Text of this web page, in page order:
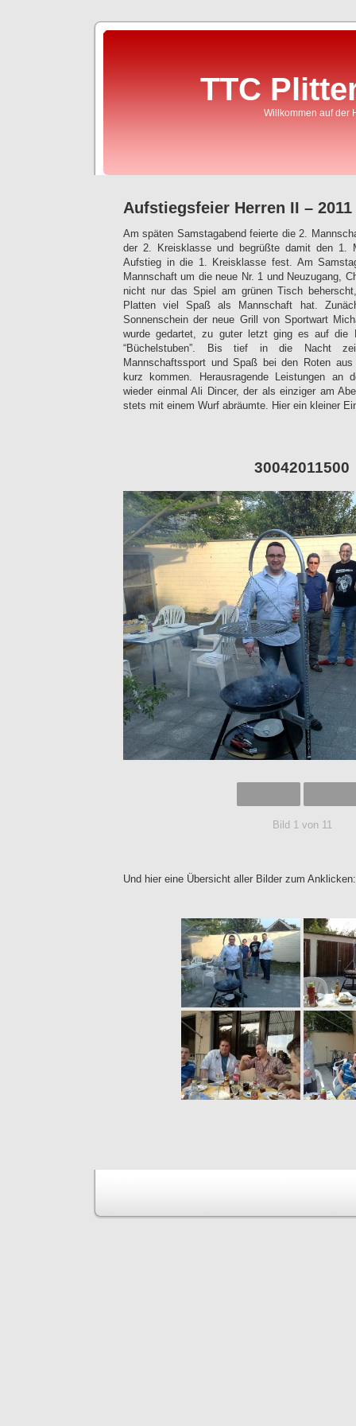
TTC
Willkommen auf der
Aufstiegsfeier Herren II – 2011
Am späten Samstagabend feierte die 2.
der 2. Kreisklasse und begrüßte damit den 1.
Aufstieg in die 1. Kreisklasse fest. Am
Mannschaft um die neue Nr. 1 und Neuzugang,
nicht nur das Spiel am grünen Tisch
Platten viel Spaß als Mannschaft hat.
Sonnenschein der neue Grill von Sportwart
wurde gedartet, zu guter letzt ging es auf die
“Büchelstuben”. Bis tief in die Nacht
Mannschaftssport und Spaß bei den Roten
kurz kommen. Herausragende Leistungen an
wieder einmal Ali Dincer, der als einziger am
stets mit einem Wurf abräumte. Hier ein kleiner
30042011500
Bild 1 von 11
Und hier eine Übersicht aller Bilder zum Anklicken: